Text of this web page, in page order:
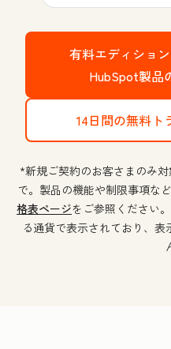
有料エディショ
HubSpot製品
14日間の無料
*新規ご契約のお客さまのみ
で。製品の機能や制限事項な
格表ページをご参照ください
る通貨で表示されており、